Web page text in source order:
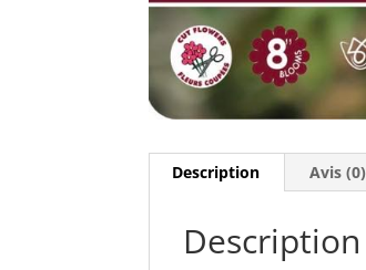
Description Avis (0)
Description